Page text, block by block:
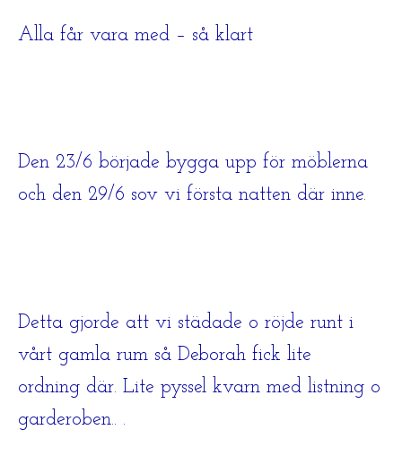
Alla får vara med – så klart
Den 23/6 började bygga upp för möblerna
och den 29/6 sov vi första natten där inne.
Detta gjorde att vi städade o röjde runt i
vårt gamla rum så Deborah fick lite
ordning där. Lite pyssel kvarn med listning o
garderoben.. .